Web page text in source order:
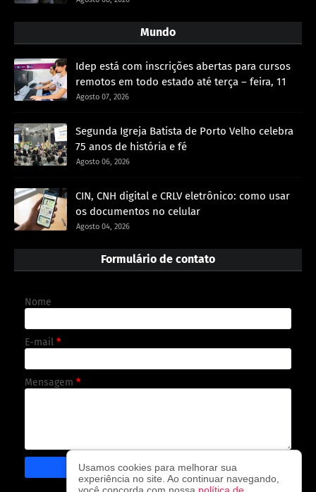
Mundo
Idep está com inscrições abertas para cursos
remotos em todo estado até terça – feira, 11
Agosto 07, 2026
Segunda Igreja Batista de Porto Velho celebra
75 anos de história e fé
Agosto 06, 2026
CIN, CNH digital e CRLV eletrônico: como usar
os documentos no celular
Agosto 04, 2026
Formulário de contato
Nome
E-mail *
Mensagem *
Usamos cookies para melhorar sua
experiência no site. Ao continuar navegando,